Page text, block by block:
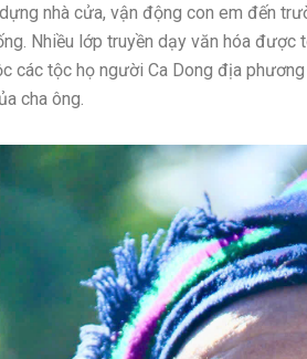
nhà cửa, vận động con em đến
Nhiều lớp truyền dạy văn hóa được
các tộc họ người Ca Dong địa
cha ông.